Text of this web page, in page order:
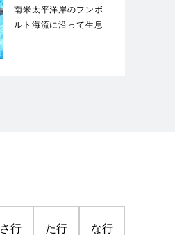
南米太平洋岸のフンボ
ルト海流に沿って生息
さ行 た行 な行